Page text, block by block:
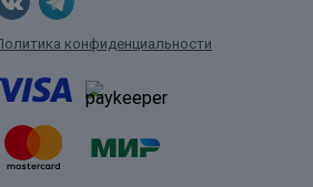
конфиденциальности